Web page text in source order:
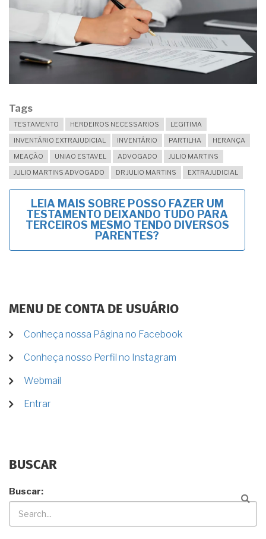
Tags
TESTAMENTO HERDEIROS NECESSARIOS
LEGITIMA
INVENTÁRIO EXTRAJUDICIAL
INVENTÁRIO PARTILHA
HERANÇA
MEAÇÃO
UNIAO ESTAVEL ADVOGADO
JULIO MARTINS
JULIO MARTINS ADVOGADO
DR JULIO MARTINS EXTRAJUDICIAL
LEIA MAIS SOBRE POSSO FAZER UM
TESTAMENTO DEIXANDO TUDO PARA
TERCEIROS MESMO TENDO DIVERSOS
PARENTES?
MENU DE CONTA DE USUÁRIO
Conheça nossa Página no Facebook
Conheça nosso Perfil no Instagram
Webmail
Entrar
BUSCAR
Buscar